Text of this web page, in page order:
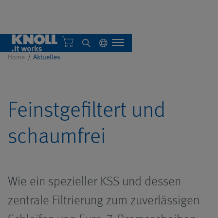
Nachhaltigkeit
Übersicht
Übersicht
Filteranlagen
Zentralsysteme
Übersicht
Automatisierung
Übersicht
Home Aktuelles
Feinstgefiltert und
schaumfrei
Wie ein spezieller KSS und dessen
zentrale Filtrierung zum zuverlässigen